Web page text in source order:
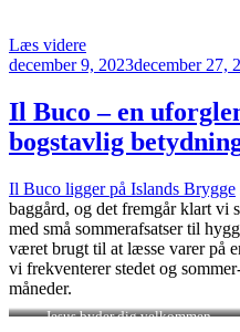
Læs videre“En
pilgrimstur
i
Kødbyen”
Udgivet
december 9, 2023december 27,
Il Buco – en
bogstavlig
Il Buco ligger på Islands Brygge
baggård, og det fremgår klart vi
med små sommerafsatser til
været brugt til at læsse varer på
vi frekventerer stedet og
måneder.
Jesus byder dig velkommen